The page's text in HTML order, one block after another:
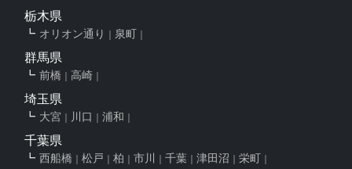
栃木県
オリオン通り 泉町
群馬県
前橋 高崎
埼玉県
大宮 川口 浦和
千葉県
西船橋 松戸 柏 市川 千葉 津田沼 栄町